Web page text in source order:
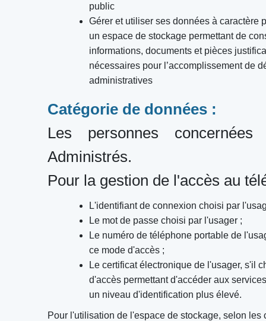
public
Gérer et utiliser ses données à caractère
un espace de stockage permettant de
informations, documents et pièces
nécessaires pour l’accomplissement de
administratives
Catégorie de données :
Les personnes
Administrés.
Pour la gestion de l'accès au
L'identifiant de connexion choisi par
Le mot de passe choisi par l'usager ;
Le numéro de téléphone portable de
ce mode d'accès ;
Le certificat électronique de l'usager, s'il
d'accès permettant d'accéder aux
un niveau d'identification plus élevé.
Pour l'utilisation de l'espace de stockage, selon les